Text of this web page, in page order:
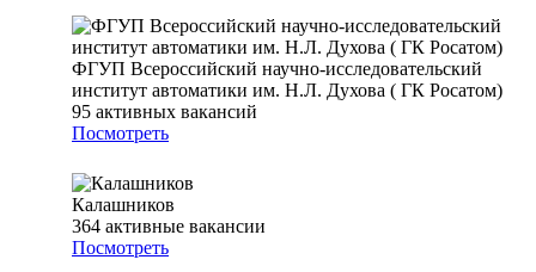
ФГУП Всероссийский научно-исследовательский
институт автоматики им. Н.Л. Духова ( ГК Росатом)
95 активных вакансий
Посмотреть
Калашников
364 активные вакансии
Посмотреть